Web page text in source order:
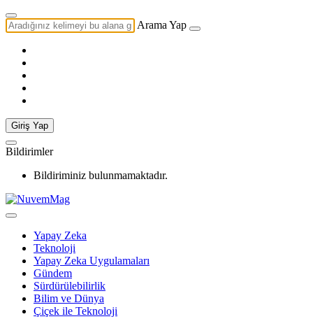
Arama Yap
Giriş Yap
Bildirimler
Bildiriminiz bulunmamaktadır.
Yapay Zeka
Teknoloji
Yapay Zeka Uygulamaları
Gündem
Sürdürülebilirlik
Bilim ve Dünya
Çiçek ile Teknoloji